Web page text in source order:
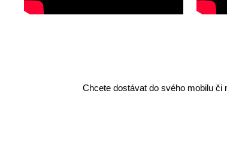
Chcete dostávat do svého mobilu